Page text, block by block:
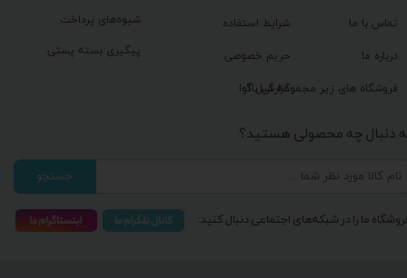
شیوه‌های پرداخت
پیگیری بسته پستی
شرایط استفاده
حریم خصوصی
گزارش باگ
تماس با ما
درباره ما
فروشگاه های زیر مجموعه گیل آوا
دنبال چه محصولی هستید؟
جستجو
ما را در شبکه‌های اجتماعی دنبال کنید: